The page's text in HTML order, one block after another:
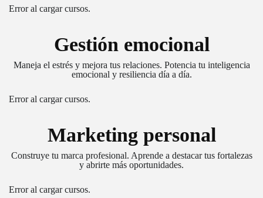
Error al cargar cursos.
Gestión emocional
Maneja el estrés y mejora tus relaciones. Potencia tu inteligencia
emocional y resiliencia día a día.
Error al cargar cursos.
Marketing personal
Construye tu marca profesional. Aprende a destacar tus fortalezas
y abrirte más oportunidades.
Error al cargar cursos.